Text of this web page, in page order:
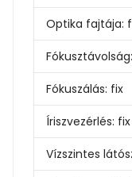
Optika fajtája:
Fókusztávolság:
Fókuszálás: fix
Íriszvezérlés: fix
Vízszintes